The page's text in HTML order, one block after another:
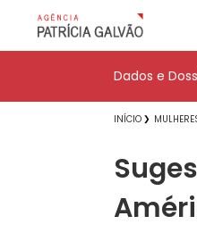
Dados e
INÍCIO